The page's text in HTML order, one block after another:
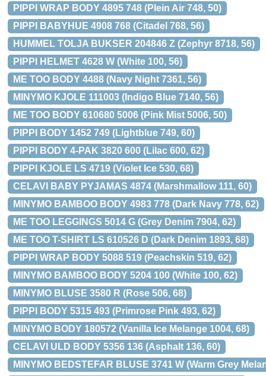
PIPPI WRAP BODY 4895 748 (Plein Air 748, 50)
PIPPI BABYHUE 4908 768 (Citadel 768, 56)
HUMMEL TOLJA BUKSER 204846 Z (Zephyr 8718, 56)
PIPPI HELMET 4628 W (White 100, 56)
ME TOO BODY 4488 (Navy Night 7361, 56)
MINYMO KJOLE 111003 (Indigo Blue 7140, 56)
ME TOO BODY 610680 5006 (Pink Mist 5006, 50)
PIPPI BODY 1452 749 (Lightblue 749, 60)
PIPPI BODY 4-PAK 3820 600 (Lilac 600, 62)
PIPPI KJOLE LS 4719 (Violet Ice 530, 68)
CELAVI BABY PYJAMAS 4874 (Marshmallow 111, 60)
MINYMO BAMBOO BODY 4983 778 (Dark Navy 778, 62)
ME TOO LEGGINGS 5014 G (Grey Denim 7904, 62)
ME TOO T-SHIRT LS 610526 D (Dark Denim 1893, 68)
PIPPI WRAP BODY 5088 519 (Peachskin 519, 62)
MINYMO BAMBOO BODY 5204 100 (White 100, 62)
MINYMO BLUSE 3580 R (Rose 506, 68)
PIPPI BODY 5315 493 (Primrose Pink 493, 62)
MINYMO BODY 180572 (Vanilla Ice Melange 1004, 68)
CELAVI ULD BODY 5356 136 (Asphalt 136, 60)
MINYMO BEDSTEFAR BLUSE 3741 W (Warm Grey